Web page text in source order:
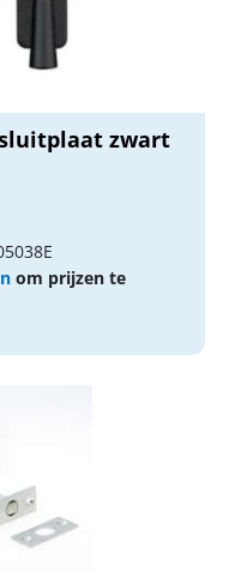
zwart
om prijzen te